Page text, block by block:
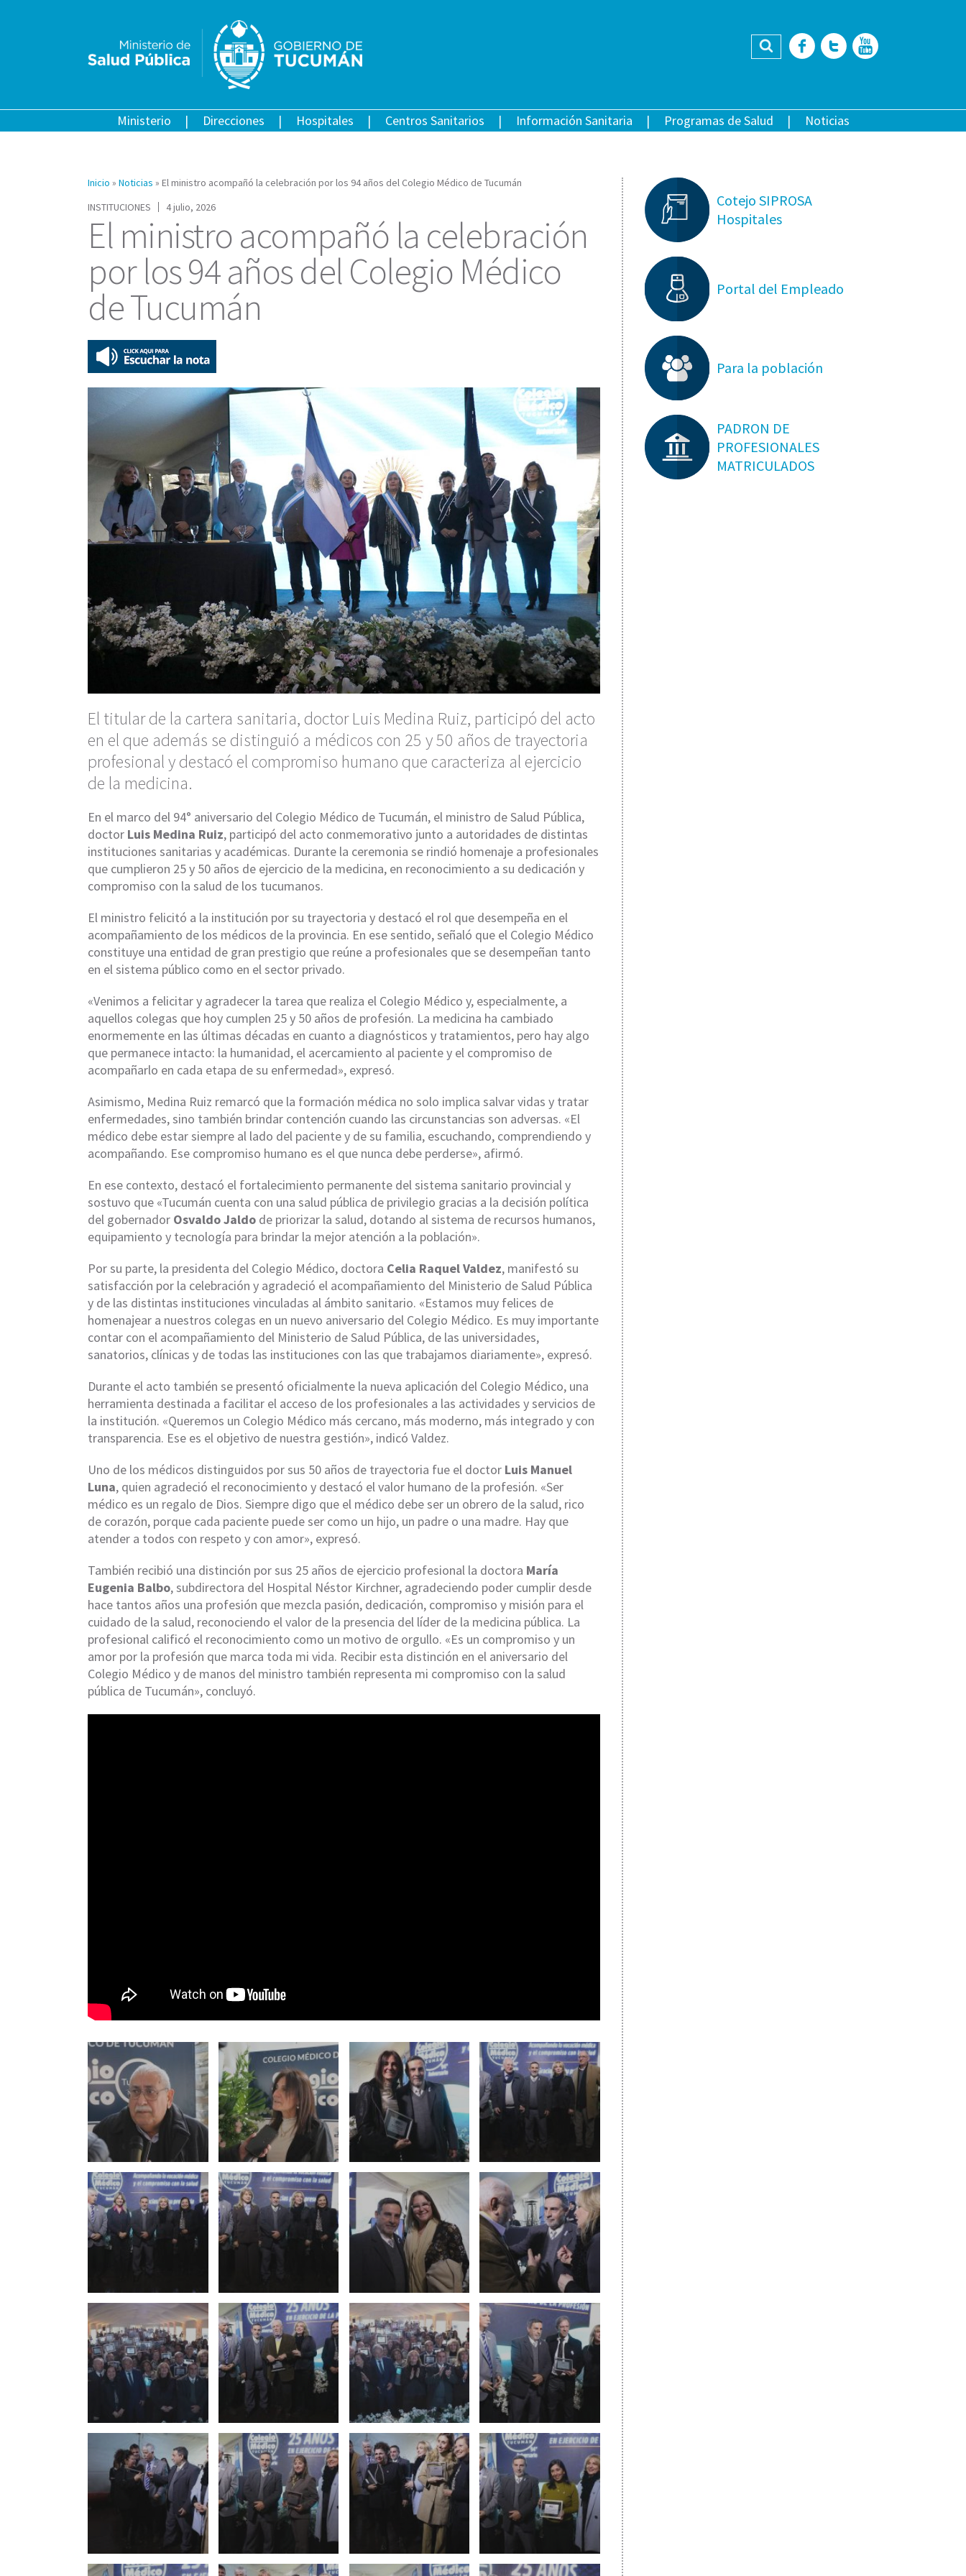
Buscar Facebook
Twitter
Ministerio Direcciones Hospitales Centros Sanitarios Información Sanitaria Programas de Salud Noticias
Inicio » Noticias » El ministro acompañó la celebración por los 94 años del Colegio Médico de Tucumán
INSTITUCIONES
4 julio, 2026
El ministro acompañó la celebración
por los 94 años del Colegio Médico
de Tucumán
El titular de la cartera sanitaria, doctor Luis Medina Ruiz, participó del acto
en el que además se distinguió a médicos con 25 y 50 años de trayectoria
profesional y destacó el compromiso humano que caracteriza al ejercicio
de la medicina.
En el marco del 94° aniversario del Colegio Médico de Tucumán, el ministro de Salud Pública,
doctor Luis Medina Ruiz, participó del acto conmemorativo junto a autoridades de distintas
instituciones sanitarias y académicas. Durante la ceremonia se rindió homenaje a profesionales
que cumplieron 25 y 50 años de ejercicio de la medicina, en reconocimiento a su dedicación y
compromiso con la salud de los tucumanos.
El ministro felicitó a la institución por su trayectoria y destacó el rol que desempeña en el
acompañamiento de los médicos de la provincia. En ese sentido, señaló que el Colegio Médico
constituye una entidad de gran prestigio que reúne a profesionales que se desempeñan tanto
en el sistema público como en el sector privado.
«Venimos a felicitar y agradecer la tarea que realiza el Colegio Médico y, especialmente, a
aquellos colegas que hoy cumplen 25 y 50 años de profesión. La medicina ha cambiado
enormemente en las últimas décadas en cuanto a diagnósticos y tratamientos, pero hay algo
que permanece intacto: la humanidad, el acercamiento al paciente y el compromiso de
acompañarlo en cada etapa de su enfermedad», expresó.
Asimismo, Medina Ruiz remarcó que la formación médica no solo implica salvar vidas y tratar
enfermedades, sino también brindar contención cuando las circunstancias son adversas. «El
médico debe estar siempre al lado del paciente y de su familia, escuchando, comprendiendo y
acompañando. Ese compromiso humano es el que nunca debe perderse», afirmó.
En ese contexto, destacó el fortalecimiento permanente del sistema sanitario provincial y
sostuvo que «Tucumán cuenta con una salud pública de privilegio gracias a la decisión política
del gobernador Osvaldo Jaldo de priorizar la salud, dotando al sistema de recursos humanos,
equipamiento y tecnología para brindar la mejor atención a la población».
Por su parte, la presidenta del Colegio Médico, doctora Celia Raquel Valdez, manifestó su
satisfacción por la celebración y agradeció el acompañamiento del Ministerio de Salud Pública
y de las distintas instituciones vinculadas al ámbito sanitario. «Estamos muy felices de
homenajear a nuestros colegas en un nuevo aniversario del Colegio Médico. Es muy importante
contar con el acompañamiento del Ministerio de Salud Pública, de las universidades,
sanatorios, clínicas y de todas las instituciones con las que trabajamos diariamente», expresó.
Durante el acto también se presentó oficialmente la nueva aplicación del Colegio Médico, una
herramienta destinada a facilitar el acceso de los profesionales a las actividades y servicios de
la institución. «Queremos un Colegio Médico más cercano, más moderno, más integrado y con
transparencia. Ese es el objetivo de nuestra gestión», indicó Valdez.
Uno de los médicos distinguidos por sus 50 años de trayectoria fue el doctor Luis Manuel
Luna, quien agradeció el reconocimiento y destacó el valor humano de la profesión. «Ser
médico es un regalo de Dios. Siempre digo que el médico debe ser un obrero de la salud, rico
de corazón, porque cada paciente puede ser como un hijo, un padre o una madre. Hay que
atender a todos con respeto y con amor», expresó.
También recibió una distinción por sus 25 años de ejercicio profesional la doctora María
Eugenia Balbo, subdirectora del Hospital Néstor Kirchner, agradeciendo poder cumplir desde
hace tantos años una profesión que mezcla pasión, dedicación, compromiso y misión para el
cuidado de la salud, reconociendo el valor de la presencia del líder de la medicina pública. La
profesional calificó el reconocimiento como un motivo de orgullo. «Es un compromiso y un
amor por la profesión que marca toda mi vida. Recibir esta distinción en el aniversario del
Colegio Médico y de manos del ministro también representa mi compromiso con la salud
pública de Tucumán», concluyó.
Cotejo SIPROSA
Hospitales
Portal del Empleado
Para la población
PADRON DE
PROFESIONALES
MATRICULADOS